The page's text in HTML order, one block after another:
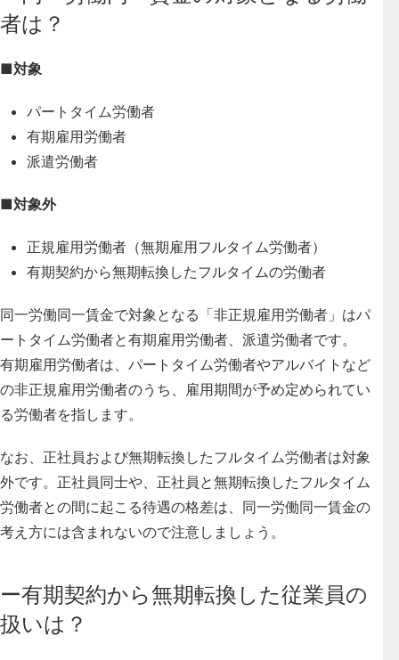
者は？
■対象
パートタイム労働者
有期雇用労働者
派遣労働者
■対象外
正規雇用労働者（無期雇用フルタイム労働者）
有期契約から無期転換したフルタイムの労働者
同一労働同一賃金で対象となる「非正規雇用労働者」はパ
ートタイム労働者と有期雇用労働者、派遣労働者です。
有期雇用労働者は、パートタイム労働者やアルバイトなど
の非正規雇用労働者のうち、雇用期間が予め定められてい
る労働者を指します。
なお、正社員および無期転換したフルタイム労働者は対象
外です。正社員同士や、正社員と無期転換したフルタイム
労働者との間に起こる待遇の格差は、同一労働同一賃金の
考え方には含まれないので注意しましょう。
ー有期契約から無期転換した従業員の
扱いは？